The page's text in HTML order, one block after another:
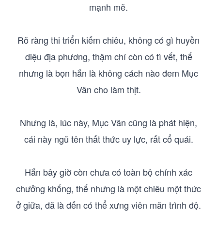
mạnh mẽ.
Rõ ràng thi triển kiếm chiêu, không có gì huyền
diệu địa phương, thậm chí còn có tì vết, thế
nhưng là bọn hắn là không cách nào đem Mục
Vân cho làm thịt.
Nhưng là, lúc này, Mục Vân cũng là phát hiện,
cái này ngũ tên thất thức uy lực, rất cổ quái.
Hắn bây giờ còn chưa có toàn bộ chính xác
chưởng khống, thế nhưng là một chiêu một thức
ở giữa, đã là đến có thể xưng viên mãn trình độ.